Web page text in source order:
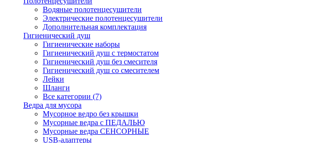
Водяные полотенцесушители
Электрические полотенцесушители
Дополнительная комплектация
Гигиенический душ
Гигиенические наборы
Гигиенический душ с термостатом
Гигиенический душ без смесителя
Гигиенический душ со смесителем
Лейки
Шланги
Все категории (7)
Ведра для мусора
Мусорное ведро без крышки
Мусорные ведра с ПЕДАЛЬЮ
Мусорные ведра СЕНСОРНЫЕ
USB-адаптеры